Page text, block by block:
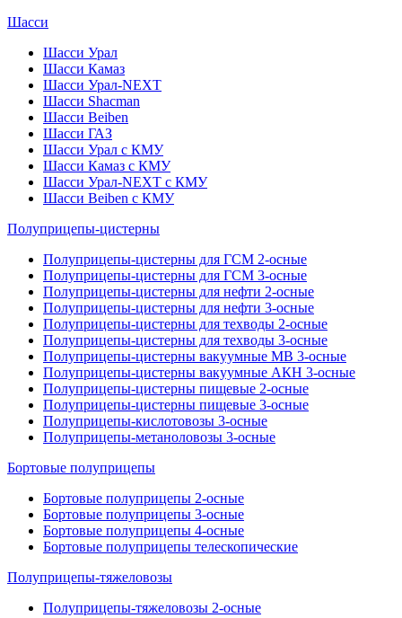
Шасси
Шасси Урал
Шасси Камаз
Шасси Урал-NEXT
Шасси Shacman
Шасси Beiben
Шасси ГАЗ
Шасси Урал с КМУ
Шасси Камаз с КМУ
Шасси Урал-NEXT с КМУ
Шасси Beiben с КМУ
Полуприцепы-цистерны
Полуприцепы-цистерны для ГСМ 2-осные
Полуприцепы-цистерны для ГСМ 3-осные
Полуприцепы-цистерны для нефти 2-осные
Полуприцепы-цистерны для нефти 3-осные
Полуприцепы-цистерны для техводы 2-осные
Полуприцепы-цистерны для техводы 3-осные
Полуприцепы-цистерны вакуумные МВ 3-осные
Полуприцепы-цистерны вакуумные АКН 3-осные
Полуприцепы-цистерны пищевые 2-осные
Полуприцепы-цистерны пищевые 3-осные
Полуприцепы-кислотовозы 3-осные
Полуприцепы-метаноловозы 3-осные
Бортовые полуприцепы
Бортовые полуприцепы 2-осные
Бортовые полуприцепы 3-осные
Бортовые полуприцепы 4-осные
Бортовые полуприцепы телескопические
Полуприцепы-тяжеловозы
Полуприцепы-тяжеловозы 2-осные